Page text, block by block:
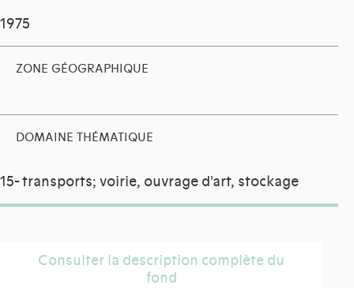
1975
ZONE GÉOGRAPHIQUE
DOMAINE THÉMATIQUE
15- transports; voirie, ouvrage d'art, stockage
Consulter la description complète du
fond